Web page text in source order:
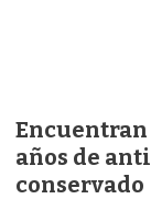
Encuentran
años de
conservado